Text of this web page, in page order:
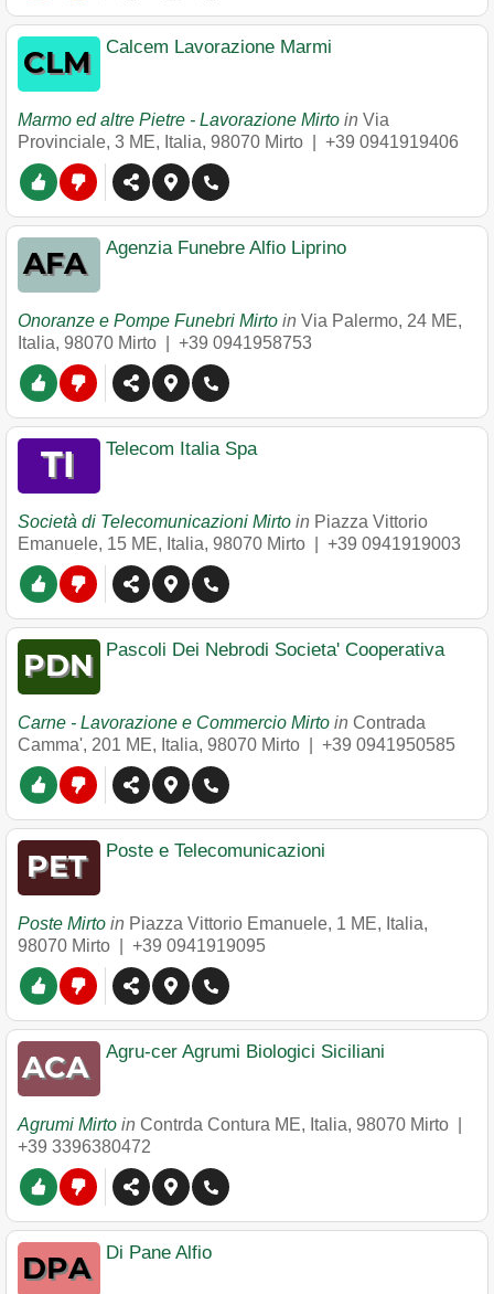
Calcem Lavorazione Marmi
Marmo ed altre Pietre - Lavorazione Mirto in Via
Provinciale, 3 ME, Italia, 98070 Mirto +39 0941919406
Agenzia Funebre Alfio Liprino
Onoranze e Pompe Funebri Mirto in Via Palermo, 24 ME,
Italia, 98070 Mirto +39 0941958753
Telecom Italia Spa
Società di Telecomunicazioni Mirto in Piazza Vittorio
Emanuele, 15 ME, Italia, 98070 Mirto +39 0941919003
Pascoli Dei Nebrodi Societa' Cooperativa
Carne - Lavorazione e Commercio Mirto in Contrada
Camma', 201 ME, Italia, 98070 Mirto +39 0941950585
Poste e Telecomunicazioni
Poste Mirto in Piazza Vittorio Emanuele, 1 ME, Italia,
98070 Mirto +39 0941919095
Agru-cer Agrumi Biologici Siciliani
Agrumi Mirto in Contrda Contura ME, Italia, 98070 Mirto
+39 3396380472
Di Pane Alfio